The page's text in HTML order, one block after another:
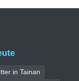
in Tainan